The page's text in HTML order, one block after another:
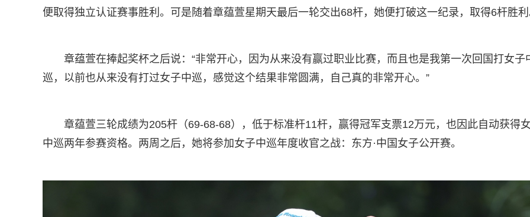
便取得独立认证赛事胜利。可是随着章蕴萱星期天最后一轮交出68杆，她便打破这一纪录，取得6杆胜
章蕴萱在捧起奖杯之后说：“非常开心，因为从来没有赢过职业比赛，而且也是我第一次回国打女子
巡，以前也从来没有打过女子中巡，感觉这个结果非常圆满，自己真的非常开心。”
章蕴萱三轮成绩为205杆（69-68-68），低于标准杆11杆，赢得冠军支票12万元，也因此自动获得
中巡两年参赛资格。两周之后，她将参加女子中巡年度收官之战：东方·中国女子公开赛。